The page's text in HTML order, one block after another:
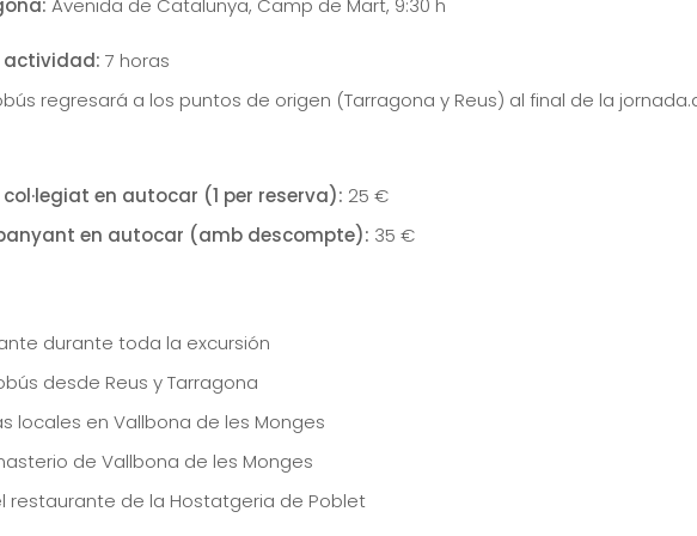
Avenida de Catalunya, Camp de Mart, 9:30 h
actividad: 7 horas
regresará a los puntos de origen (Tarragona y Reus) al final de la
en autocar (1 per reserva): 25 €
en autocar (amb descompte): 35 €
durante toda la excursión
desde Reus y Tarragona
locales en Vallbona de les Monges
de Vallbona de les Monges
restaurante de la Hostatgeria de Poblet